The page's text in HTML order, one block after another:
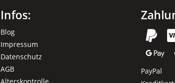
Infos:
Blog
Impressum
Datenschutz
AGB


PayPal